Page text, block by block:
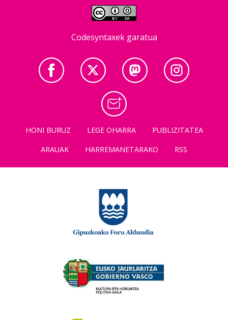
Codesyntaxek garatua
HONI BURUZ LEGE OHARRA
PUBLIZITATEA
ARAUAK
HARREMANETARAKO RSS